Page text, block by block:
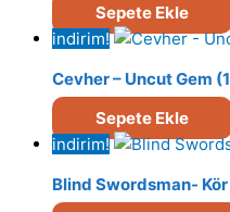
Sepete Ekle
indirim!
Cevher – Uncut Gem
Sepete Ekle
indirim!
Blind Swordsman-